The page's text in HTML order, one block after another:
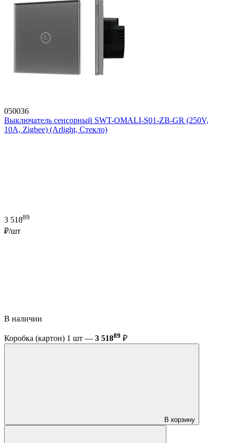
050036
Выключатель сенсорный SWT-OMALI-S01-ZB-GR (250V,
10A, Zigbee) (Arlight, Стекло)
3 51889
₽/шт
В наличии
Коробка (картон) 1 шт — 3 51889 ₽
В корзину